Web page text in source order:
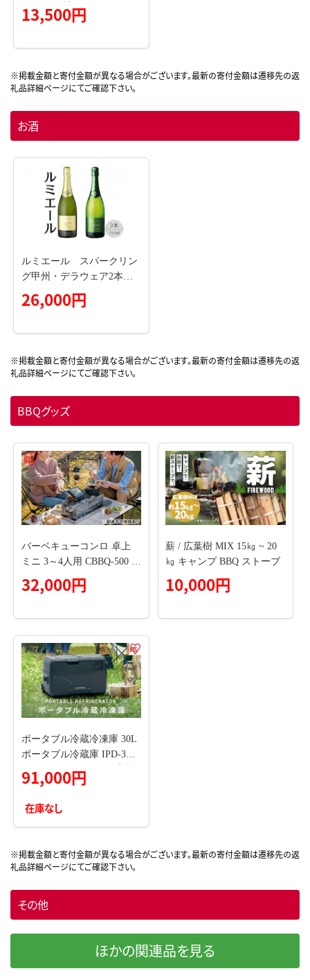
パック 合計2kg (10パック)
おかず ※配送不可：離島
13,500円
お酒
ルミエール スパークリン
グ甲州・デラウェア2本セ
ット 167-125
26,000円
BBQグッズ
バーベキューコンロ 卓上
ミニ 3～4人用 CBBQ-500 B
BQコンロ シルバー アイリ
スオーヤマ アウトドア キ
32,000円
薪 / 広葉樹 MIX 15㎏ ~ 20
㎏ キャンプ BBQ ストーブ
10,000円
ポータブル冷蔵冷凍庫 30L
ポータブル冷蔵庫 IPD-3A-
B2 アイリスオーヤマ 家電
日本製 ポータブル 冷蔵庫
凍庫 サブ冷蔵庫 サブ冷凍
庫 サブ 車載冷蔵庫 キャン
ザー 宮城 宮城県 大河原町
91,000円
在庫なし
その他
ほかの関連品を見る